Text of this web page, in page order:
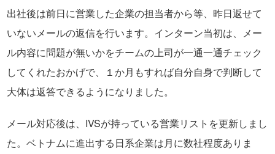
出社後は前日に営業した企業の担当者から等、昨日返せて
いないメールの返信を行います。インターン当初は、メー
ル内容に問題が無いかをチームの上司が一通一通チェック
してくれたおかげで、１か月もすれば自分自身で判断して
大体は返答できるようになりました。
メール対応後は、IVSが持っている営業リストを更新しまし
た。ベトナムに進出する日系企業は月に数社程度ありま